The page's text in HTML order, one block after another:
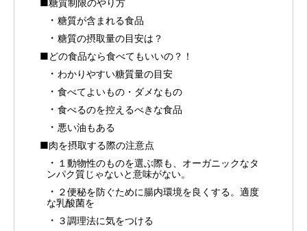
■糖質制限のやり方
糖質が含まれる食品
糖質の摂取量の目安は？
■どの食品なら食べてもいいの？！
わかりやすい糖質量の目安
食べてよいもの・ダメなもの
食べるのを控えるべきな食品
悪い油もある
■肉を摂取する際の注意点
１動物性のものを選ぶ際も、オーガニックなタ
ンパク質じゃないと意味がない。
２便秘を防ぐために腸内環境を良くする。適度
な乳酸菌を
３調理法に気をつける